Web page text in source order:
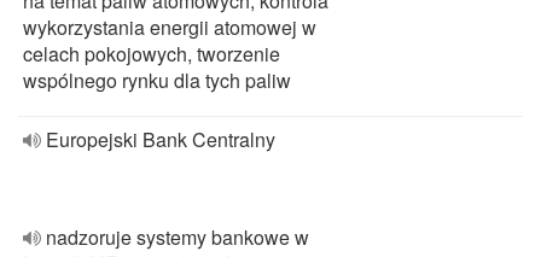
wykorzystania energii atomowej w
celach pokojowych, tworzenie
wspólnego rynku dla tych paliw
Europejski Bank Centralny
nadzoruje systemy bankowe w